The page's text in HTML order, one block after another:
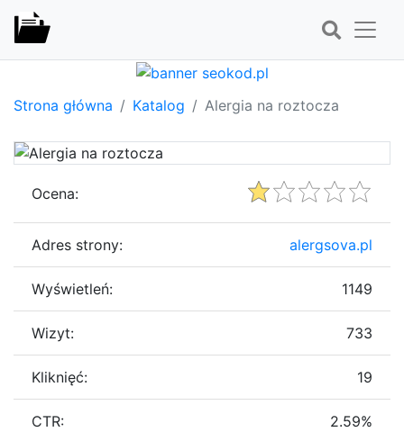
Strona główna Katalog Alergia na roztocza
Ocena:
Adres strony: alergsova.pl
Wyświetleń: 1149
Wizyt: 733
Kliknięć: 19
CTR: 2.59%